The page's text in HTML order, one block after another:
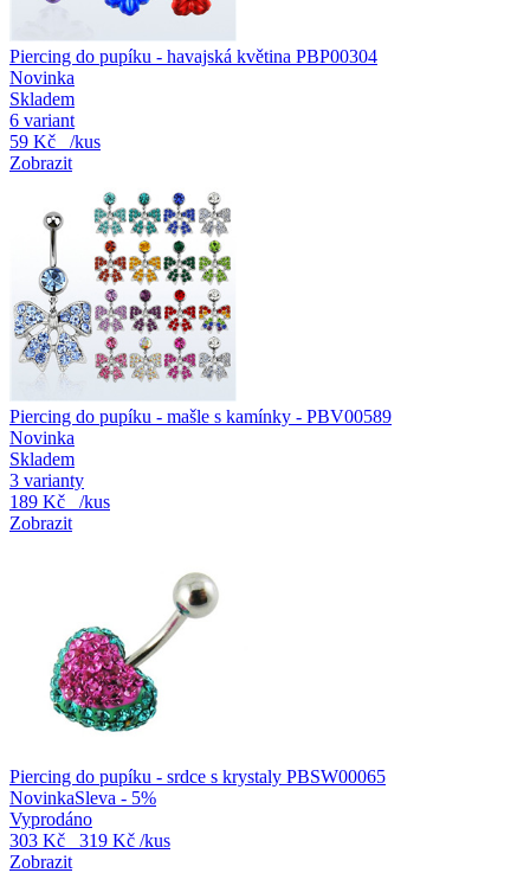
Piercing do pupíku - havajská květina PBP00304
Novinka
Skladem
6 variant
59 Kč
/kus
Zobrazit
Piercing do pupíku - mašle s kamínky - PBV00589
Novinka
Skladem
3 varianty
189 Kč
/kus
Zobrazit
Piercing do pupíku - srdce s krystaly PBSW00065
NovinkaSleva - 5%
Vyprodáno
303 Kč
319 Kč /kus
Zobrazit